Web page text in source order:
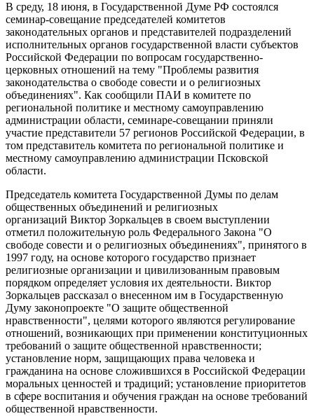
В среду, 18 июня, в Государственной Думе РФ состоялся
семинар-совещание председателей комитетов
законодательных органов и представителей подразделений
исполнительных органов государственной власти субъектов
Российской Федерации по вопросам государственно-
церковных отношений на тему "Проблемы развития
законодательства о свободе совести и о религиозных
объединениях". Как сообщили ПАИ в комитете по
региональной политике и местному самоуправлению
администрации области, семинаре-совещании приняли
участие представители 57 регионов Российской Федерации, в
том представитель комитета по региональной политике и
местному самоуправлению администрации Псковской
области.
Председатель комитета Государственной Думы по делам
общественных объединений и религиозных
организаций Виктор Зоркальцев в своем выступлении
отметил положительную роль Федерального Закона "О
свободе совести и о религиозных объединениях", принятого в
1997 году, на основе которого государство признает
религиозные организации и цивилизованным правовым
порядком определяет условия их деятельности. Виктор
Зоркальцев рассказал о внесенном им в Государственную
Думу законопроекте "О защите общественной
нравственности", целями которого являются регулирование
отношений, возникающих при применении конституционных
требований о защите общественной нравственности;
установление норм, защищающих права человека и
гражданина на основе сложившихся в Российской Федерации
моральных ценностей и традиций; установление приоритетов
в сфере воспитания и обучения граждан на основе требований
общественной нравственности.